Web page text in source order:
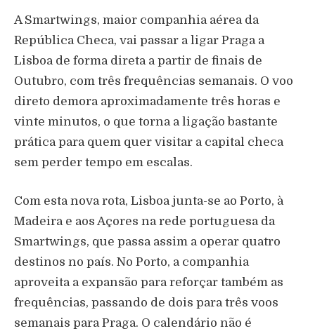
A Smartwings, maior companhia aérea da
República Checa, vai passar a ligar Praga a
Lisboa de forma direta a partir de finais de
Outubro, com três frequências semanais. O voo
direto demora aproximadamente três horas e
vinte minutos, o que torna a ligação bastante
prática para quem quer visitar a capital checa
sem perder tempo em escalas.
Com esta nova rota, Lisboa junta-se ao Porto, à
Madeira e aos Açores na rede portuguesa da
Smartwings, que passa assim a operar quatro
destinos no país. No Porto, a companhia
aproveita a expansão para reforçar também as
frequências, passando de dois para três voos
semanais para Praga. O calendário não é